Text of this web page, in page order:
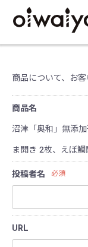
商品について、お
商品名
沼津「奥和」無添
ま開き 2枚、えぼ
投稿者名 必須
URL